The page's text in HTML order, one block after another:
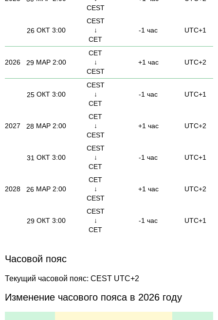
CEST
26 ОКТ 3:00
CEST
↓
CET
-1 час UTC+1
2026 29 МАР 2:00
CET
↓
CEST
+1 час UTC+2
25 ОКТ 3:00
CEST
↓
CET
-1 час UTC+1
2027 28 МАР 2:00
CET
↓
CEST
+1 час UTC+2
31 ОКТ 3:00
CEST
↓
CET
-1 час UTC+1
2028 26 МАР 2:00
CET
↓
CEST
+1 час UTC+2
29 ОКТ 3:00
CEST
↓
CET
-1 час UTC+1
Часовой пояс
Текущий часовой пояс: CEST UTC+2
Изменение часового пояса в 2026 году